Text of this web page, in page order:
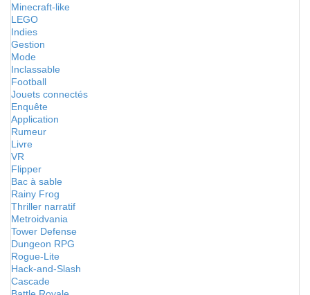
Minecraft-like
LEGO
Indies
Gestion
Mode
Inclassable
Football
Jouets connectés
Enquête
Application
Rumeur
Livre
VR
Flipper
Bac à sable
Rainy Frog
Thriller narratif
Metroidvania
Tower Defense
Dungeon RPG
Rogue-Lite
Hack-and-Slash
Cascade